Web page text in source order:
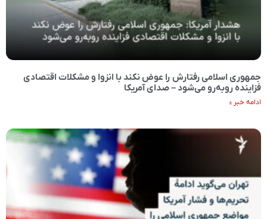
جمهوری اسلامی رفتارش را عوض نکند با انزوا و مشکلات اقتصادی
فزاینده روبه‌رو می‌شود – صدای آمریکا
ادامه خبر »